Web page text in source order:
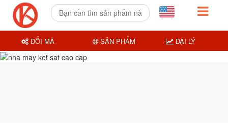
ĐỔI MÃ SẢN PHẨM ĐẠI LÝ